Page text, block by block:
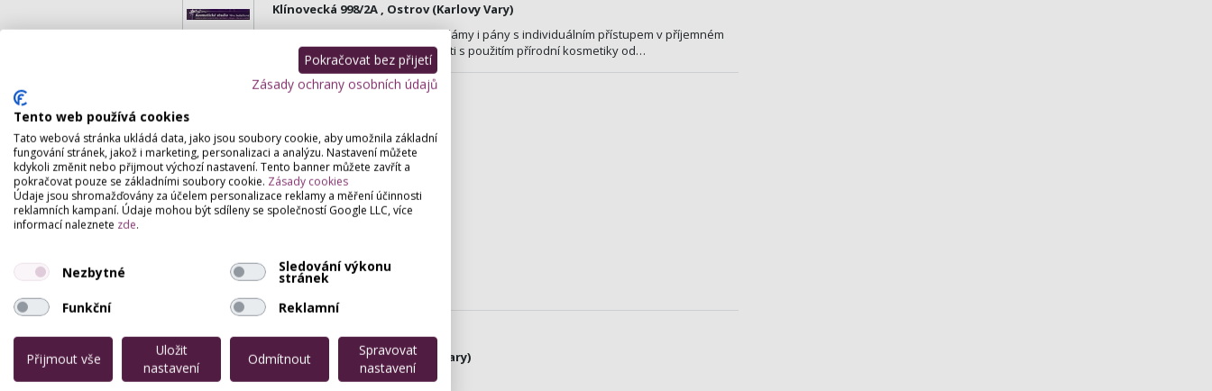
Klínovecká 998/2A , Ostrov (Karlovy Vary)
Nabízím kosmetické služby pro dámy i pány s individuálním přístupem v příjemném
prostředí, pro všechny druhy pleti s použitím přírodní kosmetiky od…
Salon Prestige
Hlavní 1037, Ostrov (Karlovy Vary)
Salon se nachází na Hlavní třídě.
Pokračovat bez přijetí
Zásady ochrany osobních údajů
Tento web používá cookies
Tato webová stránka ukládá data, jako jsou soubory cookie, aby umožnila základní
fungování stránek, jakož i marketing, personalizaci a analýzu. Nastavení můžete
kdykoli změnit nebo přijmout výchozí nastavení. Tento banner můžete zavřít a
pokračovat pouze se základními soubory cookie. Zásady cookies
Údaje jsou shromažďovány za účelem personalizace reklamy a měření účinnosti
reklamních kampaní. Údaje mohou být sdíleny se společností Google LLC, více
informací naleznete zde.
Nezbytné Sledování výkonu
stránek
Funkční
Reklamní
Přijmout vše
Uložit
nastavení
Odmítnout
Spravovat
nastavení